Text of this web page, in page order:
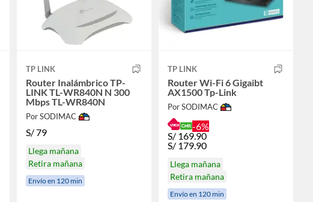
TP LINK
Router Inalámbrico TP-
LINK TL-WR840N N 300
Mbps TL-WR840N
Por SODIMAC
S/79
Llega mañana
Retira mañana
Envío en 120 min
TP LINK
Router Wi-Fi 6 Gigaibt
AX1500 Tp-Link
Por SODIMAC
-6%
S/ 169.90
S/ 179.90
Llega mañana
Retira mañana
Envío en 120 min